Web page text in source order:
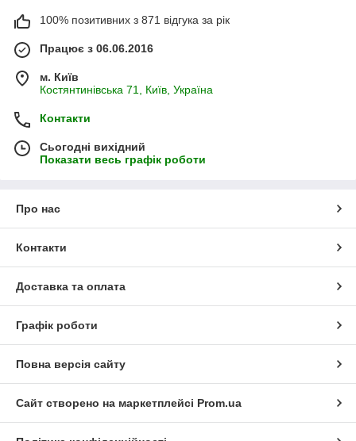
100% позитивних з 871 відгука за рік
Працює з 06.06.2016
м. Київ
Костянтинівська 71, Київ, Україна
Контакти
Сьогодні вихідний
Показати весь графік роботи
Про нас
Контакти
Доставка та оплата
Графік роботи
Повна версія сайту
Сайт створено на маркетплейсі Prom.ua